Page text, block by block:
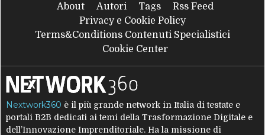
About Autori Tags
Rss Feed
Privacy e Cookie Policy
Terms&Conditions Contenuti Specialistici
Cookie Center
Nextwork360 è il più grande network in Italia di testate e
portali B2B dedicati ai temi della Trasformazione Digitale e
dell’Innovazione Imprenditoriale. Ha la missione di